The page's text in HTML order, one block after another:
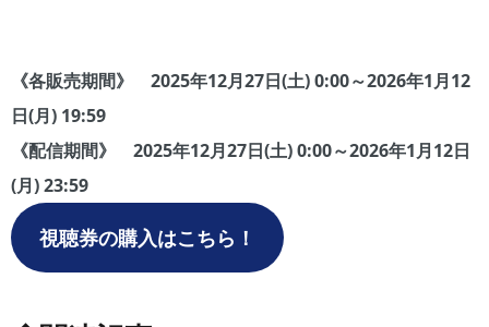
《各販売期間》 2025年12月27日(土) 0:00～2026年1月12
日(月) 19:59
《配信期間》 2025年12月27日(土) 0:00～2026年1月12日
(月) 23:59
視聴券の購入はこちら！